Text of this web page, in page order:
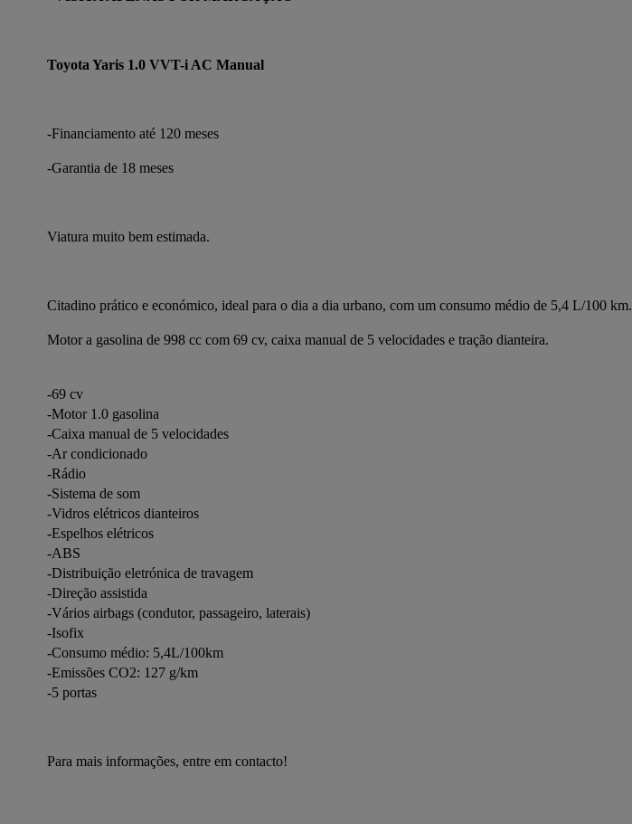
Toyota Yaris 1.0 VVT-i AC Manual
-Financiamento até 120 meses
-Garantia de 18 meses
Viatura muito bem estimada.
Citadino prático e económico, ideal para o dia a dia urbano, com um consumo médio de 5,4 L/100 km.
Motor a gasolina de 998 cc com 69 cv, caixa manual de 5 velocidades e tração dianteira.
-69 cv
-Motor 1.0 gasolina
-Caixa manual de 5 velocidades
-Ar condicionado
-Rádio
-Sistema de som
-Vidros elétricos dianteiros
-Espelhos elétricos
-ABS
-Distribuição eletrónica de travagem
-Direção assistida
-Vários airbags (condutor, passageiro, laterais)
-Isofix
-Consumo médio: 5,4L/100km
-Emissões CO2: 127 g/km
-5 portas
Para mais informações, entre em contacto!